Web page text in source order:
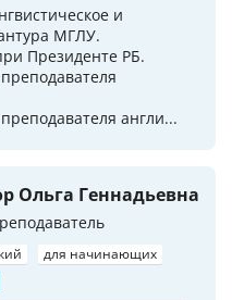
и
МГЛУ.
Президенте РБ.
англи...
Ольга Геннадьевна
для начинающих